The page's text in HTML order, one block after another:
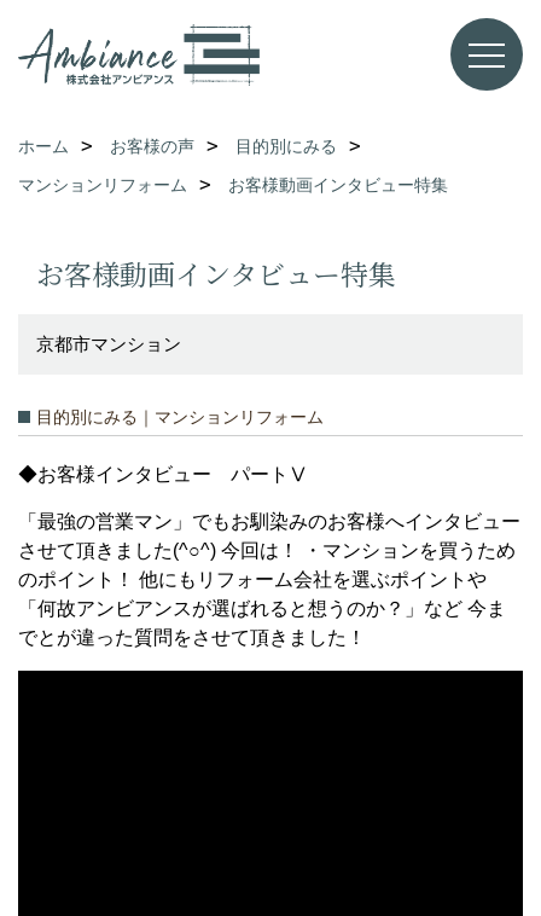
ホーム お客様の声
目的別にみる
マンションリフォーム
お客様動画インタビュー特集
お客様動画インタビュー特集
京都市マンション
目的別にみる｜マンションリフォーム
◆お客様インタビュー パートⅤ
「最強の営業マン」でもお馴染みのお客様へインタビュー
させて頂きました(^○^) 今回は！ ・マンションを買うため
のポイント！ 他にもリフォーム会社を選ぶポイントや
「何故アンビアンスが選ばれると想うのか？」など 今ま
でとが違った質問をさせて頂きました！